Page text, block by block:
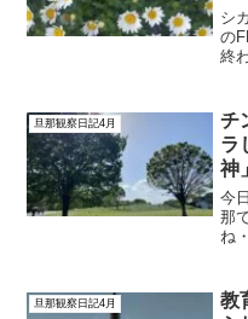
シ
の
終
の
た
旦那観察日記4月
チ
ラ
神
今
那
ね
い
PF
旦那観察日記4月
教